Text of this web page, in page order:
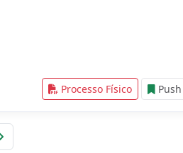
Processo Físico Push